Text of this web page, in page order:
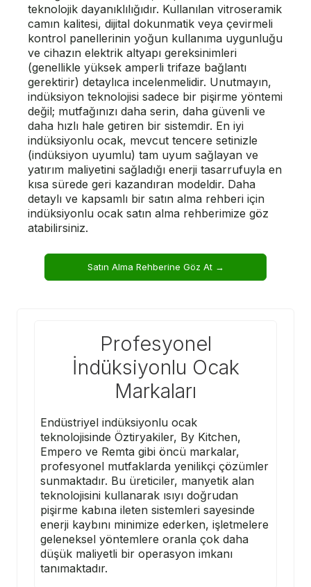
teknolojik dayanıklılığıdır. Kullanılan vitroseramik
camın kalitesi, dijital dokunmatik veya çevirmeli
kontrol panellerinin yoğun kullanıma uygunluğu
ve cihazın elektrik altyapı gereksinimleri
(genellikle yüksek amperli trifaze bağlantı
gerektirir) detaylıca incelenmelidir. Unutmayın,
indüksiyon teknolojisi sadece bir pişirme yöntemi
değil; mutfağınızı daha serin, daha güvenli ve
daha hızlı hale getiren bir sistemdir. En iyi
indüksiyonlu ocak, mevcut tencere setinizle
(indüksiyon uyumlu) tam uyum sağlayan ve
yatırım maliyetini sağladığı enerji tasarrufuyla en
kısa sürede geri kazandıran modeldir. Daha
detaylı ve kapsamlı bir satın alma rehberi için
indüksiyonlu ocak satın alma rehberimize göz
atabilirsiniz.
Satın Alma Rehberine Göz At →
Profesyonel
İndüksiyonlu Ocak
Markaları
Endüstriyel indüksiyonlu ocak
teknolojisinde Öztiryakiler, By Kitchen,
Empero ve Remta gibi öncü markalar,
profesyonel mutfaklarda yenilikçi çözümler
sunmaktadır. Bu üreticiler, manyetik alan
teknolojisini kullanarak ısıyı doğrudan
pişirme kabına ileten sistemleri sayesinde
enerji kaybını minimize ederken, işletmelere
geleneksel yöntemlere oranla çok daha
düşük maliyetli bir operasyon imkanı
tanımaktadır.